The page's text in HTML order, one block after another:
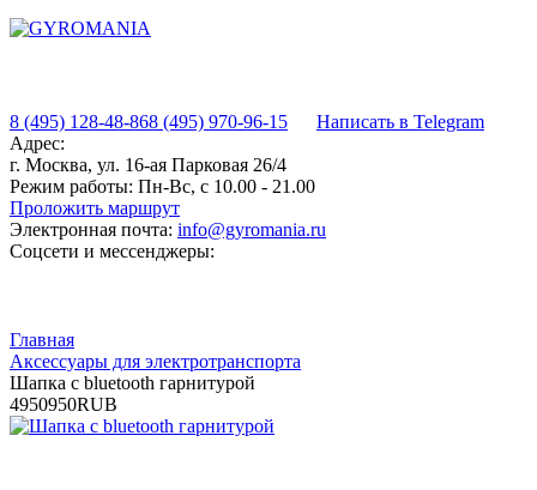
8 (495) 128-48-868 (495) 970-96-15
Написать в Telegram
Адрес:
г. Москва, ул. 16-ая Парковая 26/4
Режим работы: Пн-Вс, с 10.00 - 21.00
Проложить маршрут
Электронная почта: info@gyromania.ru
Соцсети и мессенджеры:
Главная
Аксессуары для электротранспорта
Шапка с bluetooth гарнитурой
4950950RUB